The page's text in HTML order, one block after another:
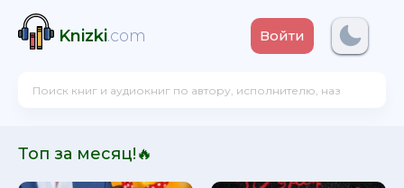
Knizki.com Войти
Топ за месяц!🔥